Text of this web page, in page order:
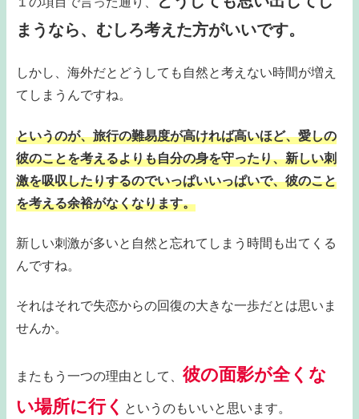
まうなら、むしろ考えた方がいいです。
しかし、海外だとどうしても自然と考えない時間が増え
てしまうんですね。
というのが、旅行の難易度が高ければ高いほど、愛しの
彼のことを考えるよりも自分の身を守ったり、新しい刺
激を吸収したりするのでいっぱいいっぱいで、彼のこと
を考える余裕がなくなります。
新しい刺激が多いと自然と忘れてしまう時間も出てくる
んですね。
それはそれで失恋からの回復の大きな一歩だとは思いま
せんか。
またもう一つの理由として、 彼の面影が全くな
い場所に行く というのもいいと思います。